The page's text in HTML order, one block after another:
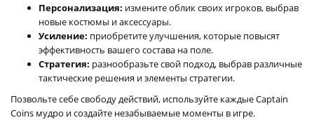
Персонализация: измените облик своих игроков, выбрав
новые костюмы и аксессуары.
Усиление: приобретите улучшения, которые повысят
эффективность вашего состава на поле.
Стратегия: разнообразьте свой подход, выбрав различные
тактические решения и элементы стратегии.
Позвольте себе свободу действий, используйте каждые Captain
Coins мудро и создайте незабываемые моменты в игре.